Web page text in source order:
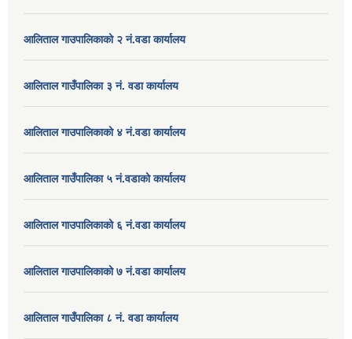
आलिताल गाउपालिकाको २ नं.वडा कार्यालय
आलिताल गाउँपालिका ३ नं. वडा कार्यालय
आलिताल गाउपालिकाको ४ नं.वडा कार्यालय
आलिताल गाउँपालिका ५ नं.वडाको कार्यालय
आलिताल गाउपालिकाको ६ नं.वडा कार्यालय
आलिताल गाउपालिकाको ७ नं.वडा कार्यालय
आलिताल गाउँपालिका ८ नं. वडा कार्यालय